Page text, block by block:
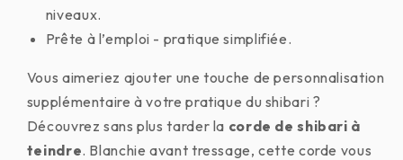
niveaux.
Prête à l’emploi - pratique simplifiée.
Vous aimeriez ajouter une touche de personnalisation
supplémentaire à votre pratique du shibari ?
Découvrez sans plus tarder la corde de shibari à
teindre. Blanchie avant tressage, cette corde vous